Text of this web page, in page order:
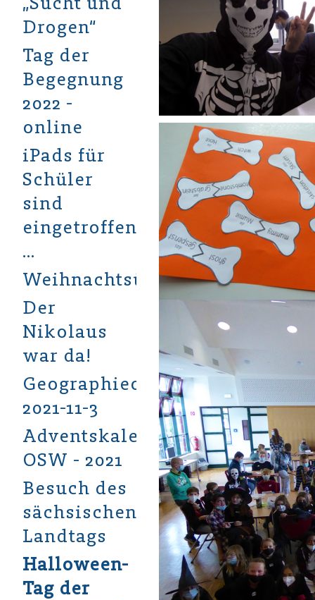
Drogen“
Tag der
Begegnung
2022 -
online
iPads für
Schüler
sind
eingetroffen
…
Weihnachtsüberraschung
Der
Nikolaus
war da!
Geographieolympiade
2021-11-3
Adventskalender
OSW - 2021
Besuch des
sächsischen
Landtags
Halloween-
Tag der